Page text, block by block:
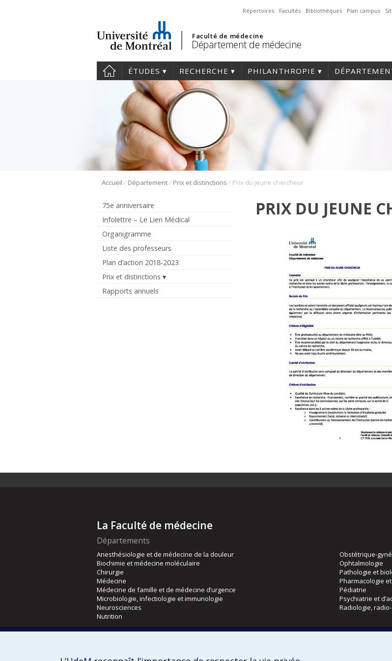
Répertoires Facultés Bibliothèques Plan campus
Faculté de médecine
Département de médecine
ÉTUDES RECHERCHE PHILANTHROPIE
Accueil / Département/ Prix et distinctions / Prix du jeune chercheur
75e anniversaire
Infolettre – Le Lien Médical
Organigramme
Liste des professeurs
Plan d’action 2018-2023
Prix et distinctions
Rapports annuels
PRIX DU JEUNE
La Faculté de médecine
Départements
Anesthésiologie et de médecine de la douleur
Biochimie et médecine moléculaire
Chirurgie
Médecine
Médecine de famille et de médecine d’urgence
Microbiologie, infectiologie et immunologie
Neurosciences
Nutrition
Obstétrique-
Ophtalmologie
Pathologie et
Pharmacologie
Pédiatrie
Psychiatrie et
Radiologie,